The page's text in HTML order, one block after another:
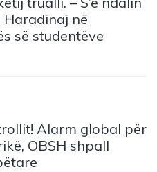
Haradinaj në
së studentëve
Alarm global për
OBSH shpall